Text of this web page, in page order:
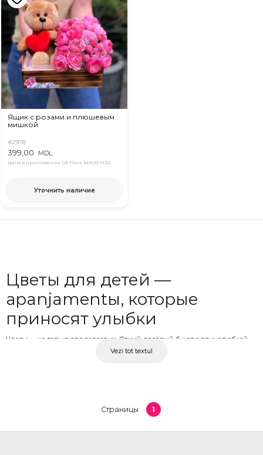
Ящик с розами и плюшевым
мишкой
#2978
399,00 MDL
Цена в приложении Ok Flora 349,00 MDL
Уточнить наличие
Цветы для детей —
арanjamentы, которые
приносят улыбки
Цветы — не только для взрослых. Яркий, весёлый букет с дружелюбной
подачей может стать лучшим подарком для ребёнка на день рождения,
интересными формами и форматы, удобные для того, чтобы ребёнок мог
держать их в руках — не слишком тяжёлые и не слишком хрупкие.
Vezi tot textul
Страницы 1